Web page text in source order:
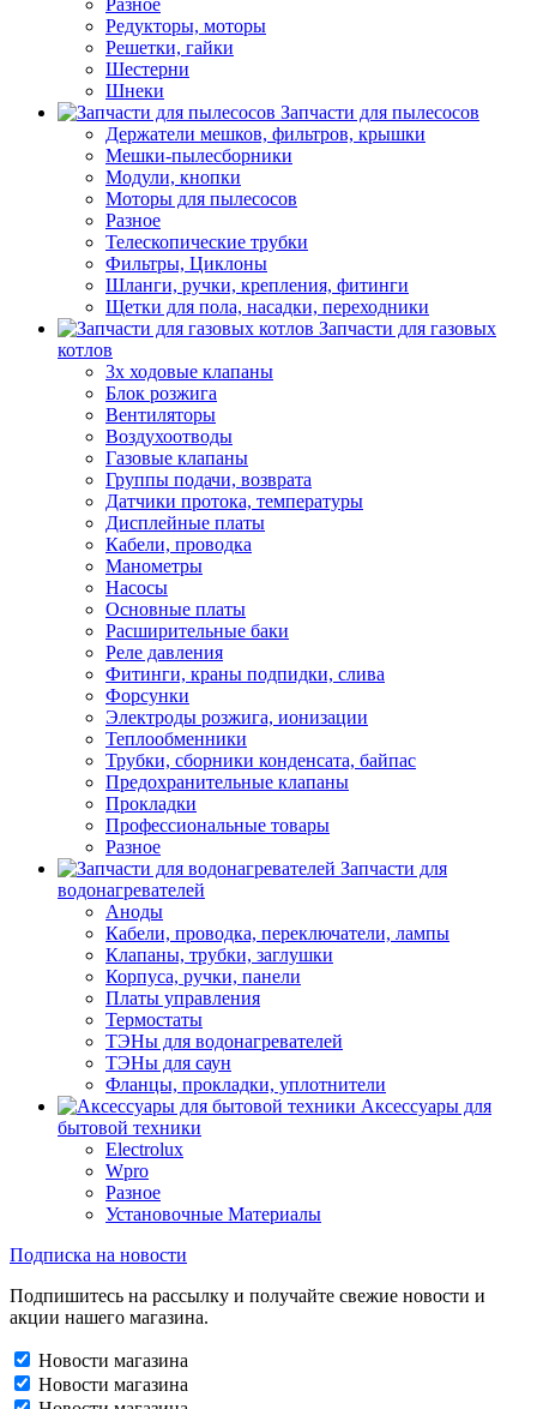
Разное
Редукторы, моторы
Решетки, гайки
Шестерни
Шнеки
Запчасти для пылесосов
Держатели мешков, фильтров, крышки
Мешки-пылесборники
Модули, кнопки
Моторы для пылесосов
Разное
Телескопические трубки
Фильтры, Циклоны
Шланги, ручки, крепления, фитинги
Щетки для пола, насадки, переходники
Запчасти для газовых
котлов
3х ходовые клапаны
Блок розжига
Вентиляторы
Воздухоотводы
Газовые клапаны
Группы подачи, возврата
Датчики протока, температуры
Дисплейные платы
Кабели, проводка
Манометры
Насосы
Основные платы
Расширительные баки
Реле давления
Фитинги, краны подпидки, слива
Форсунки
Электроды розжига, ионизации
Теплообменники
Трубки, сборники конденсата, байпас
Предохранительные клапаны
Прокладки
Профессиональные товары
Разное
Запчасти для
водонагревателей
Аноды
Кабели, проводка, переключатели, лампы
Клапаны, трубки, заглушки
Корпуса, ручки, панели
Платы управления
Термостаты
ТЭНы для водонагревателей
ТЭНы для саун
Фланцы, прокладки, уплотнители
Аксессуары для
бытовой техники
Electrolux
Wpro
Разное
Установочные Материалы
Подписка на новости
Подпишитесь на рассылку и получайте свежие новости и
акции нашего магазина.
Новости магазина
Новости магазина